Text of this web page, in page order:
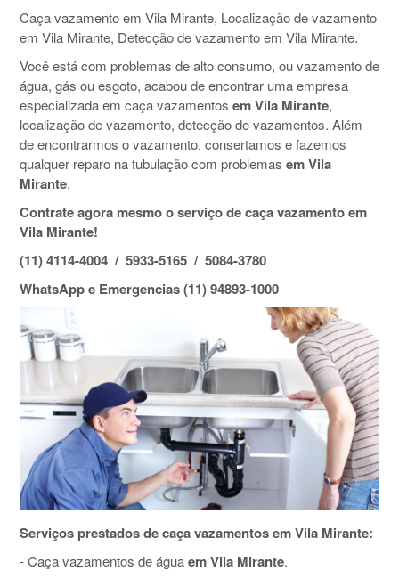
Caça vazamento em Vila Mirante, Localização de vazamento
em Vila Mirante, Detecção de vazamento em Vila Mirante.
Você está com problemas de alto consumo, ou vazamento de
água, gás ou esgoto, acabou de encontrar uma empresa
especializada em caça vazamentos em Vila Mirante,
localização de vazamento, detecção de vazamentos. Além
de encontrarmos o vazamento, consertamos e fazemos
qualquer reparo na tubulação com problemas em Vila
Mirante.
Contrate agora mesmo o serviço de caça vazamento em
Vila Mirante!
(11) 4114-4004 / 5933-5165 / 5084-3780
WhatsApp e Emergencias (11) 94893-1000
Serviços prestados de caça vazamentos em Vila Mirante:
- Caça vazamentos de águaem Vila Mirante.